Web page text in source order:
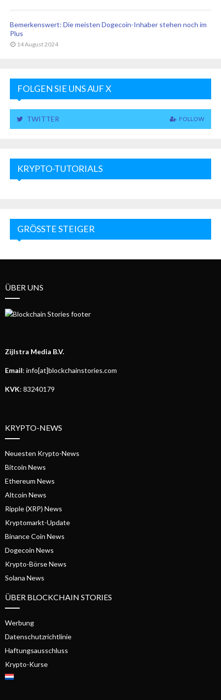
Bemerkenswert: Die meisten Dogecoin-Inhaber stehen noch im
Plus
14 August 2024
FOLGEN SIE UNS AUF X
TWITTER FOLLOW
KRYPTO-TUTORIALS
GRÖSSTE STEIGER
ÜBER UNS
Zijlstra Media B.V.
Email: info[at]blockchainstories.com
KVK: 83240179
KRYPTO-NEWS
Neuesten Krypto-News
Bitcoin News
Ethereum News
Altcoin News
Ripple (XRP) News
Kryptomarkt-Update
Binance Coin News
Dogecoin News
Krypto-Börse News
Solana News
ÜBER BLOCKCHAIN STORIES
Werbung
Datenschutzrichtlinie
Haftungsausschluss
Krypto-Kurse